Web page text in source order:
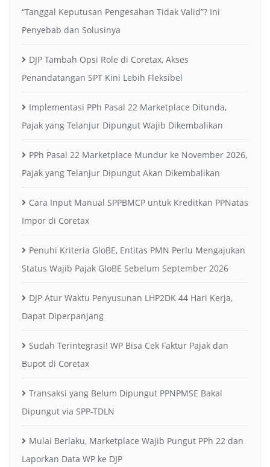
“Tanggal Keputusan Pengesahan Tidak Valid”? Ini
Penyebab dan Solusinya
DJP Tambah Opsi Role di Coretax, Akses
Penandatangan SPT Kini Lebih Fleksibel
Implementasi PPh Pasal 22 Marketplace Ditunda,
Pajak yang Telanjur Dipungut Wajib Dikembalikan
PPh Pasal 22 Marketplace Mundur ke November 2026,
Pajak yang Telanjur Dipungut Akan Dikembalikan
Cara Input Manual SPPBMCP untuk Kreditkan PPNatas
Impor di Coretax
Penuhi Kriteria GloBE, Entitas PMN Perlu Mengajukan
Status Wajib Pajak GloBE Sebelum September 2026
DJP Atur Waktu Penyusunan LHP2DK 44 Hari Kerja,
Dapat Diperpanjang
Sudah Terintegrasi! WP Bisa Cek Faktur Pajak dan
Bupot di Coretax
Transaksi yang Belum Dipungut PPNPMSE Bakal
Dipungut via SPP-TDLN
Mulai Berlaku, Marketplace Wajib Pungut PPh 22 dan
Laporkan Data WP ke DJP